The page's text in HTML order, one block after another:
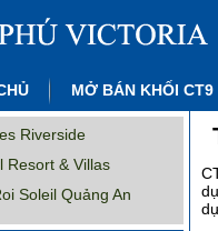
MỞ BÁN KHỐI CT9
Riverside
Resort & Villas
Soleil Quảng An